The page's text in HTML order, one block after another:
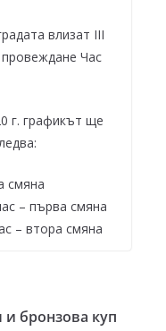
влизат III
провеждане Час
г. графикът ще
смяна
– първа смяна
– втора смяна
бронзова куп